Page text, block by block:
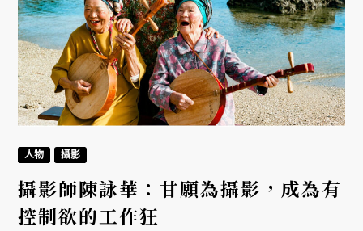
人物 攝影
攝影師陳詠華：甘願為攝影，成為有
控制欲的工作狂